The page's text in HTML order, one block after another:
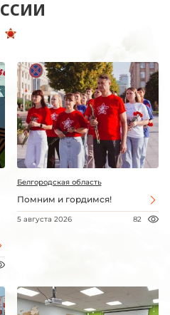
Белгородская область
Помним и гордимся!
5 августа 2026 82